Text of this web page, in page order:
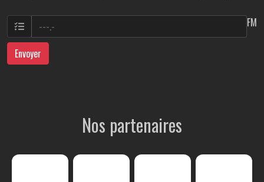
FM
Envoyer
Nos partenaires